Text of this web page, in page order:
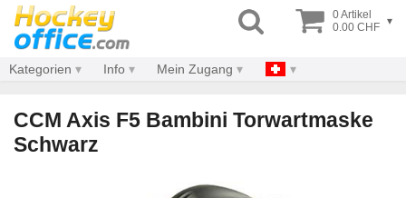
0 Artikel
0.00 CHF ▾
Kategorien Info Mein Zugang
CCM Axis F5 Bambini Torwartmaske
Schwarz